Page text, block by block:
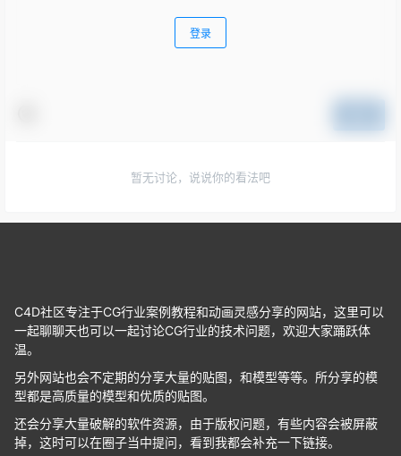
登录
暂无讨论，说说你的看法吧
C4D社区专注于CG行业案例教程和动画灵感分享的网站，这里可以
一起聊聊天也可以一起讨论CG行业的技术问题，欢迎大家踊跃体
温。
另外网站也会不定期的分享大量的贴图，和模型等等。所分享的模
型都是高质量的模型和优质的贴图。
还会分享大量破解的软件资源，由于版权问题，有些内容会被屏蔽
掉，这时可以在圈子当中提问，看到我都会补充一下链接。